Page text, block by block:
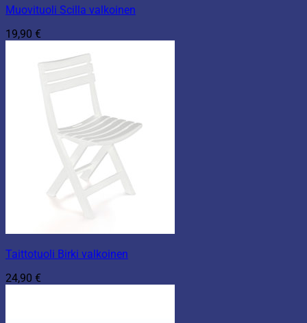
Muovituoli Scilla valkoinen
19,90 €
Taittotuoli Birki valkoinen
24,90 €